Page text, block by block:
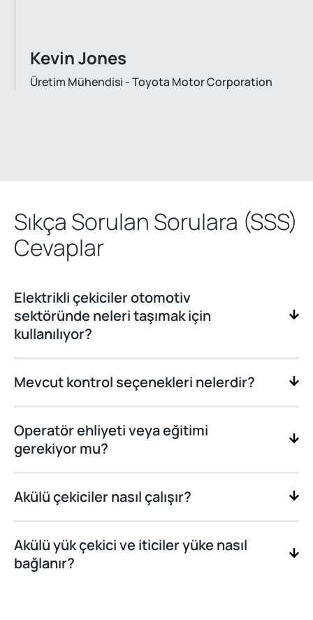
Kevin Jones
Üretim Mühendisi - Toyota Motor Corporation
Sıkça Sorulan Sorulara (SSS)
Cevaplar
Elektrikli çekiciler otomotiv
sektöründe neleri taşımak için
kullanılıyor?
Mevcut kontrol seçenekleri nelerdir?
Operatör ehliyeti veya eğitimi
gerekiyor mu?
Akülü çekiciler nasıl çalışır?
Akülü yük çekici ve iticiler yüke nasıl
bağlanır?